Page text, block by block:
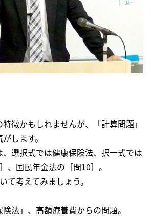
徴かもしれませんが、「計算問題」
します。
選択式では健康保険法、択一式では
、国民年金法の［問10］。
て考えてみましょう。
法」、高額療養費からの問題。